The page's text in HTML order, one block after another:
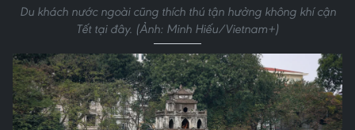
Du khách nước ngoài cũng thích thú tận hưởng không khí cận
Tết tại đây. (Ảnh: Minh Hiếu/Vietnam+)